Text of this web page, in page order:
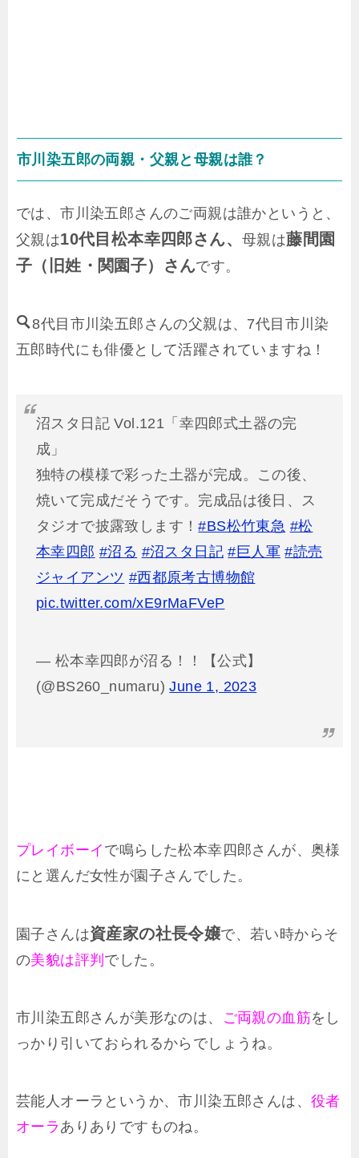
市川染五郎の両親・父親と母親は誰？
では、市川染五郎さんのご両親は誰かというと、
父親は10代目松本幸四郎さん、母親は藤間園
子（旧姓・関園子）さんです。
8代目市川染五郎さんの父親は、7代目市川染
五郎時代にも俳優として活躍されていますね！
沼スタ日記 Vol.121「幸四郎式土器の完
成」
独特の模様で彩った土器が完成。この後、
焼いて完成だそうです。完成品は後日、ス
タジオで披露致します！#BS松竹東急 #松
本幸四郎 #沼る #沼スタ日記 #巨人軍 #読売
ジャイアンツ #西都原考古博物館
pic.twitter.com/xE9rMaFVeP
— 松本幸四郎が沼る！！【公式】
(@BS260_numaru)June 1, 2023
プレイボーイ で鳴らした松本幸四郎さんが、奥様
にと選んだ女性が園子さんでした。
園子さんは資産家の社長令嬢で、若い時からそ
の美貌は評判 でした。
市川染五郎さんが美形なのは、 ご両親の血筋をし
っかり引いておられるからでしょうね。
芸能人オーラというか、市川染五郎さんは、 役者
オーラ ありありですものね。